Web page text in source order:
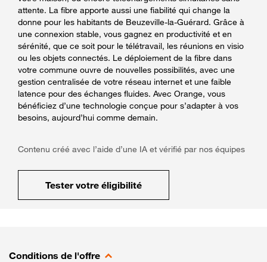
attente. La fibre apporte aussi une fiabilité qui change la
donne pour les habitants de Beuzeville-la-Guérard. Grâce à
une connexion stable, vous gagnez en productivité et en
sérénité, que ce soit pour le télétravail, les réunions en visio
ou les objets connectés. Le déploiement de la fibre dans
votre commune ouvre de nouvelles possibilités, avec une
gestion centralisée de votre réseau internet et une faible
latence pour des échanges fluides. Avec Orange, vous
bénéficiez d’une technologie conçue pour s’adapter à vos
besoins, aujourd’hui comme demain.
Contenu créé avec l’aide d’une IA et vérifié par nos équipes
Tester votre éligibilité
Conditions de l'offre